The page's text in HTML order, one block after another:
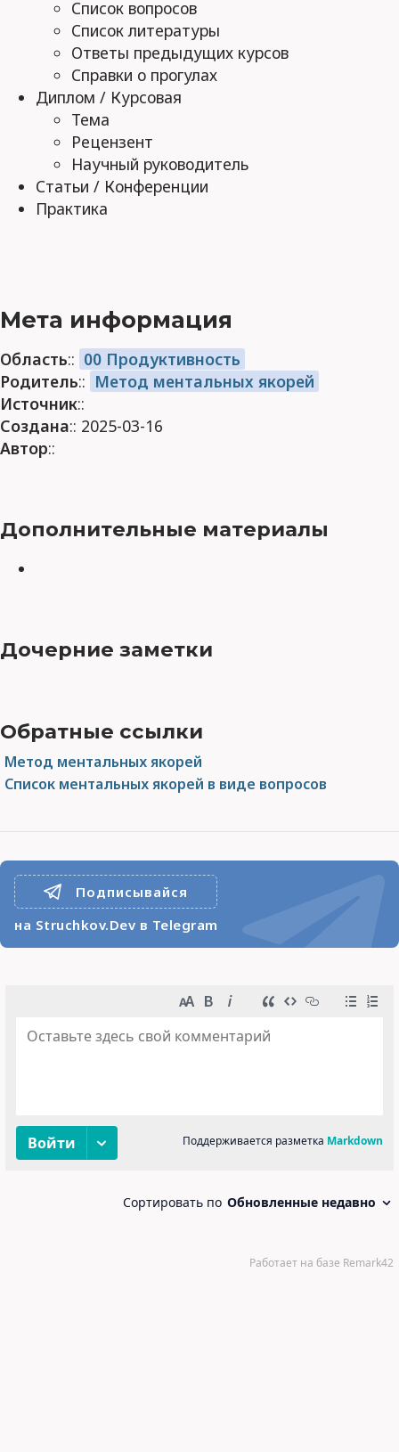
Список вопросов
Список литературы
Ответы предыдущих курсов
Справки о прогулах
Диплом / Курсовая
Тема
Рецензент
Научный руководитель
Статьи / Конференции
Практика
Мета информация
Область:: 00 Продуктивность
Родитель:: Метод ментальных якорей
Источник::
Создана:: 2025-03-16
Автор::
Дополнительные материалы
Дочерние заметки
Обратные ссылки
Метод ментальных якорей
Список ментальных якорей в виде вопросов
Подписывайся
на Struchkov.Dev в Telegram